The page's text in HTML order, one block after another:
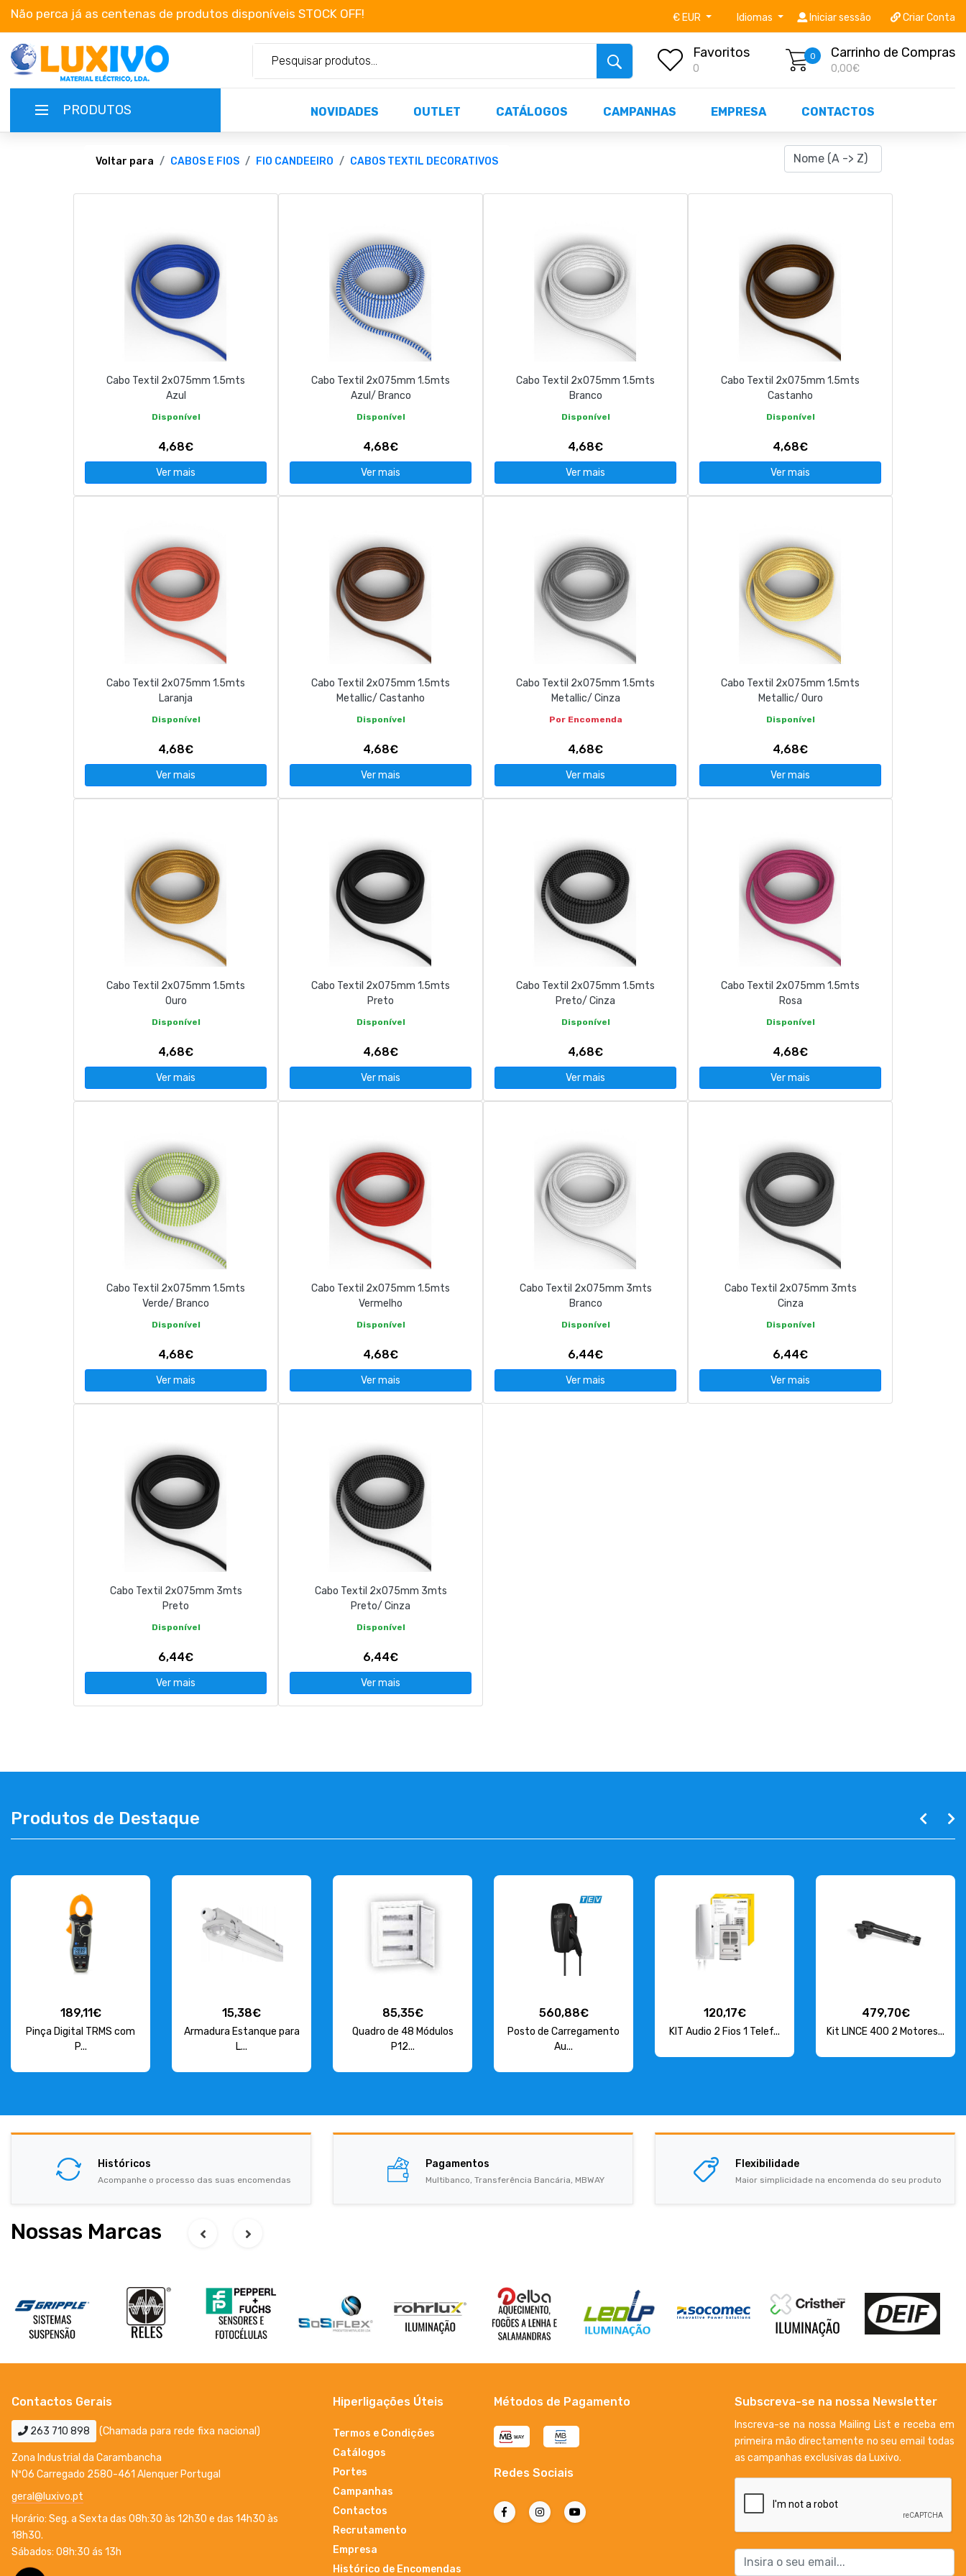
Não perca já as centenas de produtos disponíveis STOCK OFF! Não perca já as centenas de produtos disponíveis STOCK OFF! Não perca já as centenas de
€ EUR Idiomas Iniciar sessão Criar Conta
Favoritos
0
0 Carrinho de Compras
0,00€
PRODUTOS NOVIDADES OUTLET CATÁLOGOS CAMPANHAS EMPRESA CONTACTOS
TERMOS E CONDIÇÕES
geral@luxivo.pt
Voltar para CABOS E FIOS FIO CANDEEIRO CABOS TEXTIL DECORATIVOS
Cabo Textil 2x075mm 1.5mts
Azul
Disponível
4,68€
Ver mais
Cabo Textil 2x075mm 1.5mts
Azul/ Branco
Disponível
4,68€
Ver mais
Cabo Textil 2x075mm 1.5mts
Branco
Disponível
4,68€
Ver mais
Cabo Textil 2x075mm 1.5mts
Castanho
Disponível
4,68€
Ver mais
Cabo Textil 2x075mm 1.5mts
Laranja
Disponível
4,68€
Ver mais
Cabo Textil 2x075mm 1.5mts
Metallic/ Castanho
Disponível
4,68€
Ver mais
Cabo Textil 2x075mm 1.5mts
Metallic/ Cinza
Por Encomenda
4,68€
Ver mais
Cabo Textil 2x075mm 1.5mts
Metallic/ Ouro
Disponível
4,68€
Ver mais
Cabo Textil 2x075mm 1.5mts
Ouro
Disponível
4,68€
Ver mais
Cabo Textil 2x075mm 1.5mts
Preto
Disponível
4,68€
Ver mais
Cabo Textil 2x075mm 1.5mts
Preto/ Cinza
Disponível
4,68€
Ver mais
Cabo Textil 2x075mm 1.5mts
Rosa
Disponível
4,68€
Ver mais
Cabo Textil 2x075mm 1.5mts
Verde/ Branco
Disponível
4,68€
Ver mais
Cabo Textil 2x075mm 1.5mts
Vermelho
Disponível
4,68€
Ver mais
Cabo Textil 2x075mm 3mts
Branco
Disponível
6,44€
Ver mais
Cabo Textil 2x075mm 3mts
Cinza
Disponível
6,44€
Ver mais
Cabo Textil 2x075mm 3mts
Preto
Disponível
6,44€
Ver mais
Cabo Textil 2x075mm 3mts
Preto/ Cinza
Disponível
6,44€
Ver mais
Produtos de Destaque
189,11€
Pinça Digital TRMS com
P...
15,38€
Armadura Estanque para
L...
85,35€
Quadro de 48 Módulos
P12...
560,88€
Posto de Carregamento
Au...
120,17€
KIT Audio 2 Fios 1 Telef...
479,70€
Kit LINCE 400 2 Motores...
Históricos
Acompanhe o processo das suas encomendas
Pagamentos
Multibanco, Transferência Bancária, MBWAY
Flexibilidade
Maior simplicidade na encomenda do seu produto
Nossas Marcas
Contactos Gerais
263 710 898 (Chamada para rede fixa nacional)
Zona Industrial da Carambancha
Nº06 Carregado 2580-461 Alenquer Portugal
geral@luxivo.pt
Horário: Seg. a Sexta das 08h:30 às 12h30 e das 14h30 às
18h30.
Sábados: 08h:30 ás 13h
Hiperligações Úteis
Termos e Condições
Catálogos
Portes
Campanhas
Contactos
Recrutamento
Empresa
Histórico de Encomendas
Métodos de Pagamento
Redes Sociais
Subscreva-se na nossa Newsletter
Inscreva-se na nossa Mailing List e receba em
primeira mão directamente no seu email todas
as campanhas exclusivas da Luxivo.